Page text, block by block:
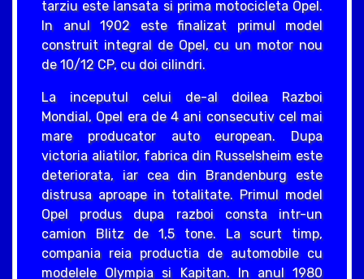
tarziu este lansata si prima motocicleta Opel.
In anul 1902 este finalizat primul model
construit integral de Opel, cu un motor nou
de 10/12 CP, cu doi cilindri.
La inceputul celui de-al doilea Razboi
Mondial, Opel era de 4 ani consecutiv cel mai
mare producator auto european. Dupa
victoria aliatilor, fabrica din Russelsheim este
deteriorata, iar cea din Brandenburg este
distrusa aproape in totalitate. Primul model
Opel produs dupa razboi consta intr-un
camion Blitz de 1,5 tone. La scurt timp,
compania reia productia de automobile cu
modelele Olympia si Kapitan. In anul 1980